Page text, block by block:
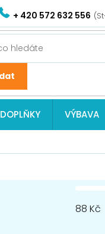
+ 420 572 632 556
DOPLŇKY VÝBAVA
88 Kč